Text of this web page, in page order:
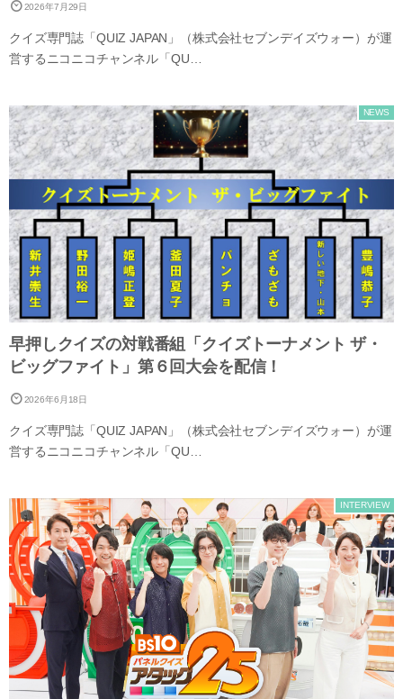
2026年7月29日
クイズ専門誌「QUIZ JAPAN」（株式会社セブンデイズウォー）が運
営するニコニコチャンネル「QU…
早押しクイズの対戦番組「クイズトーナメント ザ・
ビッグファイト」第６回大会を配信！
2026年6月18日
NEWS
クイズ専門誌「QUIZ JAPAN」（株式会社セブンデイズウォー）が運
営するニコニコチャンネル「QU…
INTERVIEW